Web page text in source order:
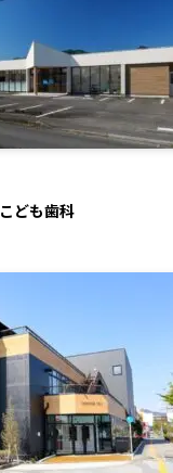
ども歯科